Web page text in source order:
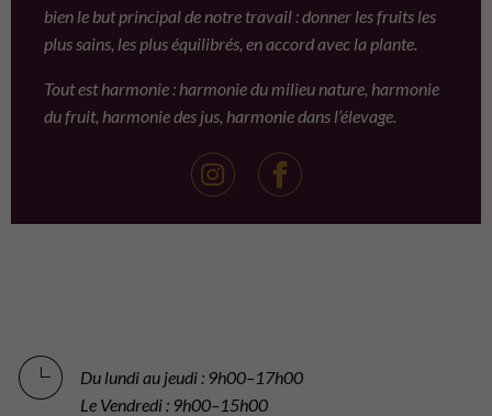
bien le but principal de notre travail : donner les fruits les
plus sains, les plus équilibrés, en accord avec la plante.
Tout est harmonie : harmonie du milieu nature, harmonie
du fruit, harmonie des jus, harmonie dans l’élevage.
Du lundi au jeudi : 9h00–17h00
Le Vendredi : 9h00–15h00